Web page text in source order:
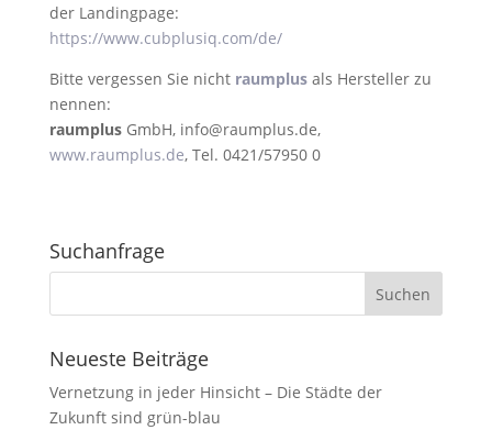
der Landingpage:
https://www.cubplusiq.com/de/
Bitte vergessen Sie nicht raumplus als Hersteller zu
nennen:
raumplus GmbH, info@raumplus.de,
www.raumplus.de, Tel. 0421/57950 0
Suchanfrage
Neueste Beiträge
Vernetzung in jeder Hinsicht – Die Städte der
Zukunft sind grün-blau